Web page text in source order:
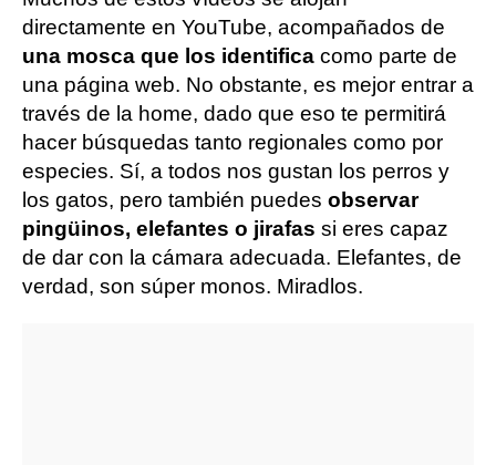
directamente en YouTube, acompañados de
una mosca que los identifica como parte de
una página web. No obstante, es mejor entrar a
través de la home, dado que eso te permitirá
hacer búsquedas tanto regionales como por
especies. Sí, a todos nos gustan los perros y
los gatos, pero también puedes observar
pingüinos, elefantes o jirafas si eres capaz
de dar con la cámara adecuada. Elefantes, de
verdad, son súper monos. Miradlos.